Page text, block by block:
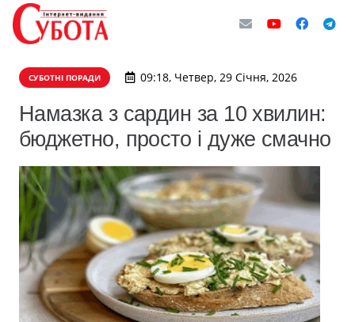
СУБОТНІ ПОРАДИ 09:18, Четвер, 29 Січня, 2026
Намазка з сардин за 10 хвилин:
бюджетно, просто і дуже смачно